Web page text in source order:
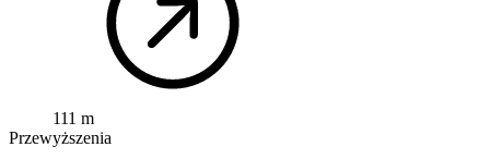
111 m
Przewyższenia